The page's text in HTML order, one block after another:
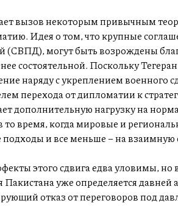
вызов некоторым привычным
Идея о том, что крупные
(СВПД), могут быть возрождены
состоятельной. Поскольку
наряду с укреплением военного
перехода от дипломатии к
дополнительную нагрузку на
время, когда мировые и
и все меньше – на взаимную
этого сдвига едва уловимы, но
Пакистана уже определяется
отказ от переговоров под